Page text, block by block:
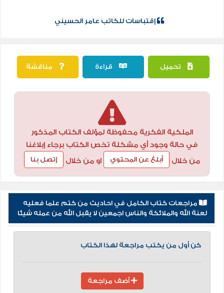
إقتباسات للكاتب عامر الحسيني
تحميل قراءة مناقشة
الملكية الفكرية محفوظة لمؤلف الكتاب المذكور
في حالة وجود أي مشكلة تخص الكتاب برجاء إبلاغنا
من خلال
أبلغ عن المحتوي او من خلال إتصل بنا
مراجعات كتاب الكامل في احاديث من كتم علما فعليه
لعنة الله والملائكة والناس اجمعين لا يقبل الله من عمله شيئا
كن أول من يكتب مراجعة لهذا الكتاب
أضف مراجعة